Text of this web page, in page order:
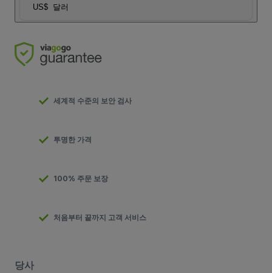
US$ 달러
세계적 수준의 보안 검사
투명한 가격
100% 주문 보장
처음부터 끝까지 고객 서비스
당사